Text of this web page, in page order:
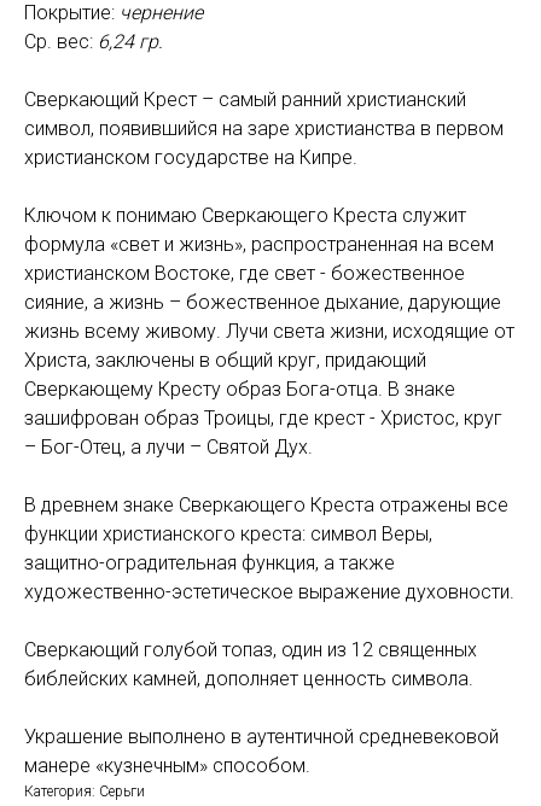
Покрытие: чернение
Ср. вес: 6,24 гр.
Сверкающий Крест – самый ранний христианский
символ, появившийся на заре христианства в первом
христианском государстве на Кипре.
Ключом к понимаю Сверкающего Креста служит
формула «свет и жизнь», распространенная на всем
христианском Востоке, где свет - божественное
сияние, а жизнь – божественное дыхание, дарующие
жизнь всему живому. Лучи света жизни, исходящие от
Христа, заключены в общий круг, придающий
Сверкающему Кресту образ Бога-отца. В знаке
зашифрован образ Троицы, где крест - Христос, круг
– Бог-Отец, а лучи – Святой Дух.
В древнем знаке Сверкающего Креста отражены все
функции христианского креста: символ Веры,
защитно-оградительная функция, а также
художественно-эстетическое выражение духовности.
Сверкающий голубой топаз, один из 12 священных
библейских камней, дополняет ценность символа.
Украшение выполнено в аутентичной средневековой
манере «кузнечным» способом.
Категория: Серьги